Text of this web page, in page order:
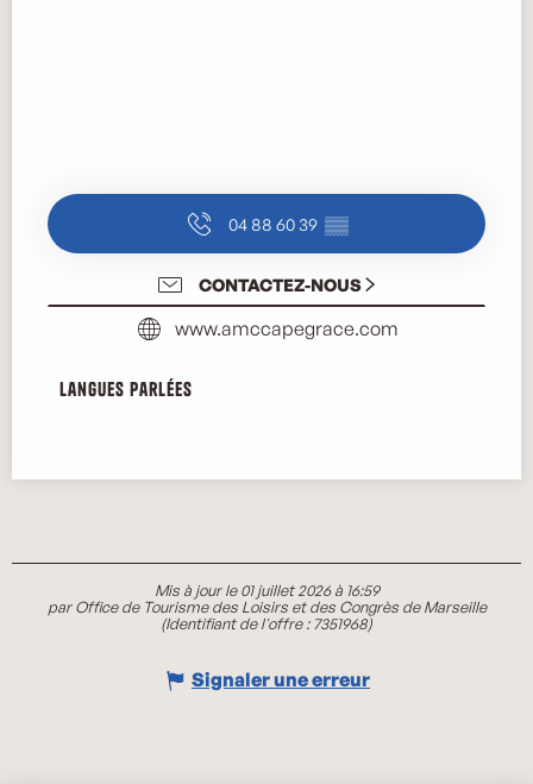
04 88 60 39 ▒▒
CONTACTEZ-NOUS
www.amccapegrace.com
Langues parlées
Langues parlées
Mis à jour le 01 juillet 2026 à 16:59
par Office de Tourisme des Loisirs et des Congrès de Marseille
(Identifiant de l'offre : 7351968)
Signaler une erreur